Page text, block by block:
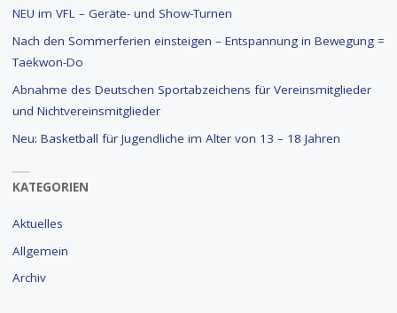
NEU im VFL – Geräte- und Show-Turnen
Nach den Sommerferien einsteigen – Entspannung in Bewegung =
Taekwon-Do
Abnahme des Deutschen Sportabzeichens für Vereinsmitglieder
und Nichtvereinsmitglieder
Neu: Basketball für Jugendliche im Alter von 13 – 18 Jahren
KATEGORIEN
Aktuelles
Allgemein
Archiv